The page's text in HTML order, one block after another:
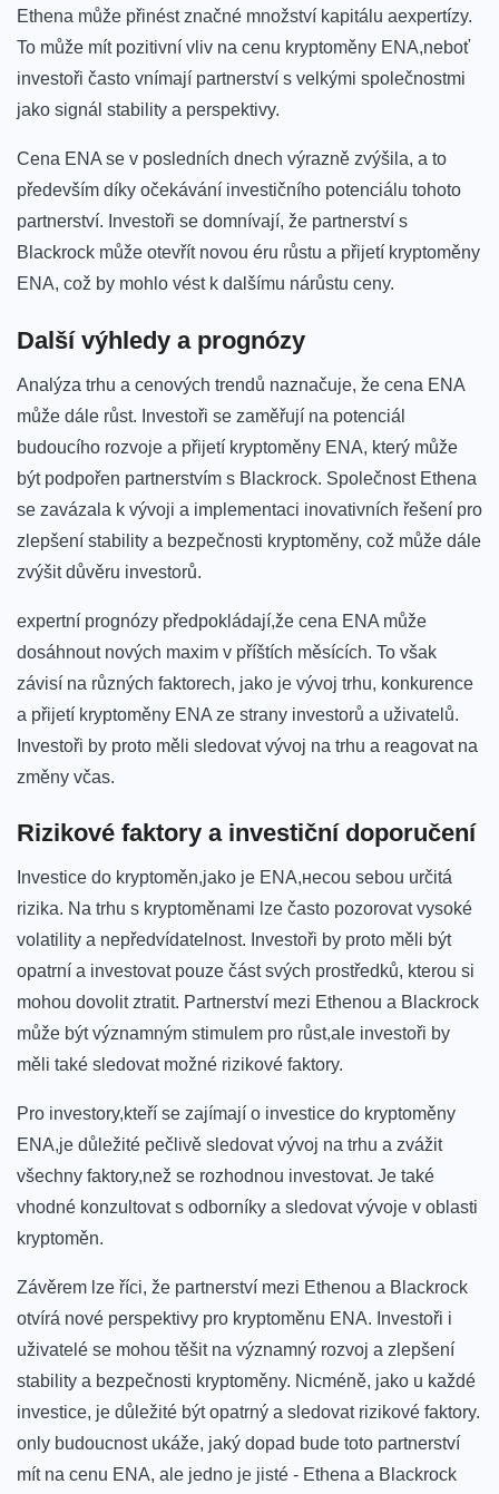
Ethena může přinést značné‌ množství kapitálu aexpertízy.
To může mít pozitivní vliv na cenu kryptoměny ENA,neboť
investoři často vnímají partnerství s velkými společnostmi
jako signál stability⁢ a perspektivy.
Cena ENA se v posledních ⁢dnech výrazně zvýšila, a⁣ to
především díky ⁣očekávání‌ investičního potenciálu tohoto
partnerství. Investoři se domnívají, že partnerství s
Blackrock ‌může otevřít novou ‌éru růstu a přijetí kryptoměny
ENA, což by mohlo vést ⁢k dalšímu nárůstu ⁢ceny.
Další výhledy a prognózy
Analýza trhu a cenových trendů naznačuje, že cena ENA
může dále⁣ růst. Investoři se zaměřují na potenciál
budoucího rozvoje a přijetí kryptoměny ENA, který může
být podpořen partnerstvím s⁤ Blackrock. Společnost Ethena
se zavázala k vývoji a implementaci inovativních řešení pro
zlepšení stability a bezpečnosti kryptoměny,⁣ což může dále
zvýšit důvěru investorů.
expertní prognózy ‍předpokládají,že cena ENA může
dosáhnout nových maxim v příštích měsících. To však
závisí na různých faktorech, jako je vývoj⁤ trhu, konkurence
a přijetí kryptoměny ENA⁢ ze strany investorů a uživatelů.
Investoři by proto měli sledovat ⁣vývoj na trhu‍ a reagovat ⁤na
změny včas.
Rizikové faktory a investiční ⁣doporučení
Investice do kryptoměn,jako je ENA,несou sebou určitá
rizika. ‌Na trhu‌ s kryptoměnami‌ lze často pozorovat vysoké
volatility‌ a ‌nepředvídatelnost. Investoři ‌by‌ proto měli ‍být
opatrní a investovat pouze část svých prostředků, kterou⁢ si
mohou dovolit ztratit. Partnerství mezi Ethenou ⁢a Blackrock
může být významným stimulem pro růst,ale investoři by
měli také⁢ sledovat možné rizikové faktory.
Pro investory,kteří ⁤se zajímají o investice do ​kryptoměny
ENA,je důležité pečlivě sledovat⁢ vývoj na trhu‍ a zvážit
⁣všechny faktory,než se rozhodnou investovat. Je také
vhodné konzultovat s odborníky a sledovat vývoje v oblasti
kryptoměn.
Závěrem lze říci, že partnerství mezi Ethenou a Blackrock
otvírá nové perspektivy⁣ pro kryptoměnu⁣ ENA. Investoři i
uživatelé⁤ se mohou těšit ⁤na významný rozvoj a⁤ zlepšení
stability a bezpečnosti kryptoměny. Nicméně, jako u každé
investice, je důležité být opatrný a sledovat rizikové faktory.
only budoucnost ukáže, jaký dopad bude​ toto partnerství
mít na cenu ENA, ⁣ale jedno je ⁢jisté -​ Ethena a Blackrock